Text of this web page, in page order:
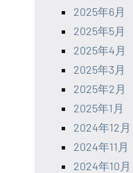
2025年6月
2025年5月
2025年4月
2025年3月
2025年2月
2025年1月
2024年12月
2024年11月
2024年10月